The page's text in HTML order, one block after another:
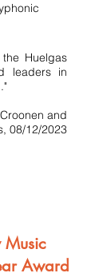
Huelgas
leaders in
and
08/12/2023
Music
Award